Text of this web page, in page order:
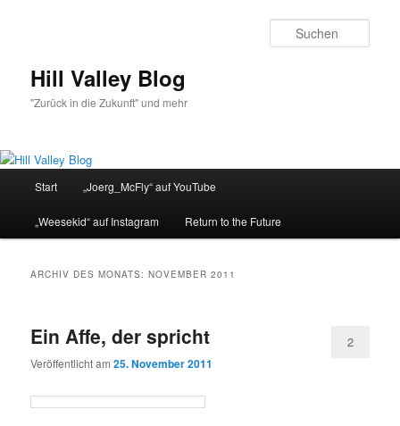
Hill Valley Blog
"Zurück in die Zukunft" und mehr
Start „Joerg_McFly“ auf YouTube
„Weesekid“ auf Instagram Return to the Future
ARCHIV DES MONATS:NOVEMBER 2011
Ein Affe, der spricht
Veröffentlicht am25. November 2011
2